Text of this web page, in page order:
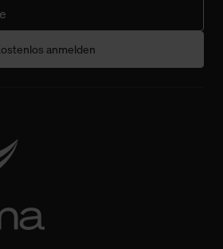
anmelden